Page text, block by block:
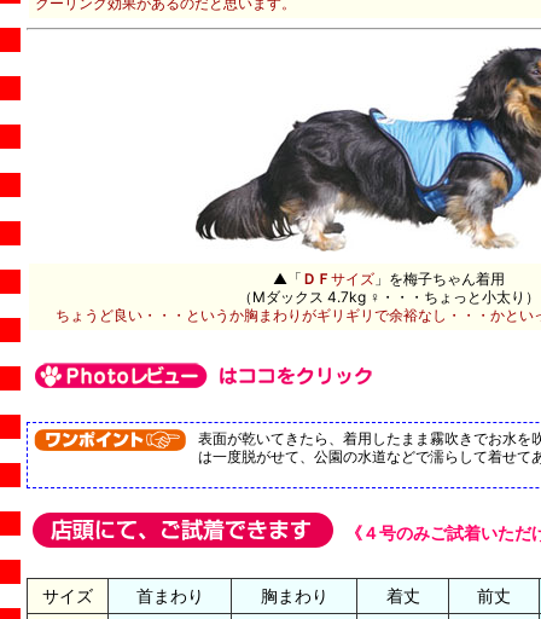
▲「 ＤＦ サイズ 」を梅子ちゃん着用
（Mダックス 4.7kg ♀・・・ちょっと小太り）
ちょうど良い・・・というか胸まわりがギリギリで余裕なし・・・かと
表面が乾いてきたら、着用したまま霧吹きでお水を
は一度脱がせて、公園の水道などで濡らして着せて
《４号のみご試着いただ
サイズ 首まわり 胸まわり 着丈
前丈